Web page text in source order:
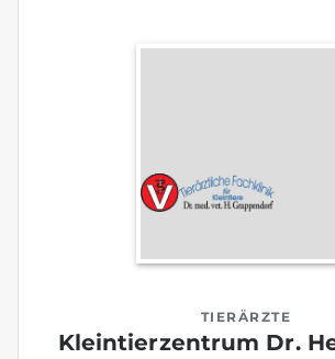
TIERÄRZTE
Kleintierzentrum Dr.